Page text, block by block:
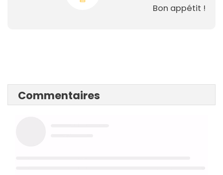
Bon appétit !
Commentaires